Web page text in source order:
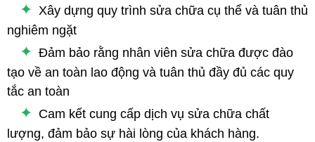
✦ Xây dựng quy trình sửa chữa cụ thể và tuân thủ
nghiêm ngặt
✦ Đảm bảo rằng nhân viên sửa chữa được đào
tạo về an toàn lao động và tuân thủ đầy đủ các quy
tắc an toàn
✦ Cam kết cung cấp dịch vụ sửa chữa chất
lượng, đảm bảo sự hài lòng của khách hàng.